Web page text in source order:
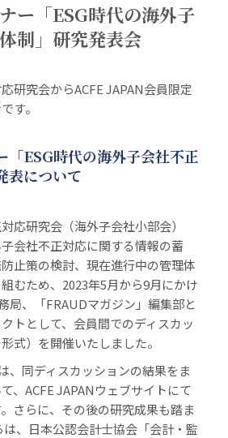
ー「ESG時代の海外子
制」研究発表会
研究会からACFE JAPAN会員限定
す。
「ESG時代の海外子会社不正
表について
応研究会（海外子会社小部会）
会社不正対応に関する情報の蓄
止策の検討、現在進行中の管理体
むため、2023年5月から9月にかけ
局、「FRAUDマガジン」編集部と
トとして、会員間でのディスカッ
式）を開催いたしました。
、同ディスカッションの結果をま
、ACFE JAPANウェブサイトにて
さらに、その後の研究成果も踏ま
は、日本公認会計士協会「会計・監